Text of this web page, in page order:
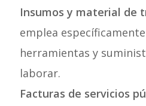
Insumos y material de
emplea
herramientas y
laborar.
Facturas de servicios